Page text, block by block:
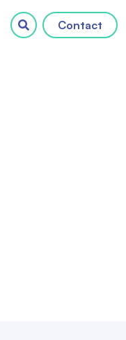
Contact